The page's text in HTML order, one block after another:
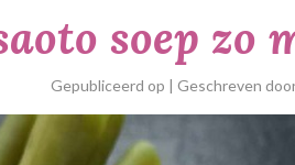
soep zo
Gepubliceerd op | Geschreven